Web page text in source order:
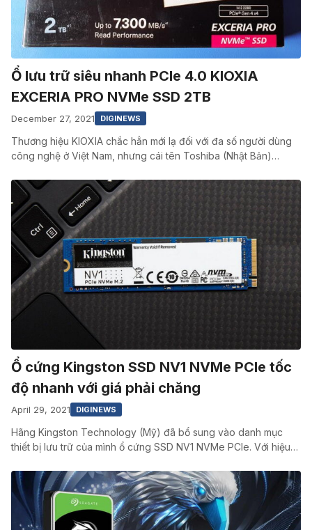
Ổ lưu trữ siêu nhanh PCIe 4.0 KIOXIA
EXCERIA PRO NVMe SSD 2TB
December 27, 2021 DIGINEWS
Thương hiệu KIOXIA chắc hẳn mới lạ đối với đa số người dùng
công nghệ ở Việt Nam, nhưng cái tên Toshiba (Nhật Bản)…
Ổ cứng Kingston SSD NV1 NVMe PCIe tốc
độ nhanh với giá phải chăng
April 29, 2021 DIGINEWS
Hãng Kingston Technology (Mỹ) đã bổ sung vào danh mục
thiết bị lưu trữ của mình ổ cứng SSD NV1 NVMe PCIe. Với hiệu…